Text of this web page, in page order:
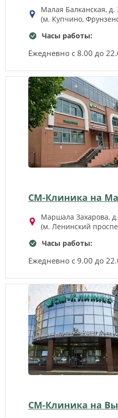
Малая Балканская, д.
(м. Купчино,
Часы работы:
Ежедневно с 8.00 до
СМ-Клиника на
Маршала Захарова,
(м. Ленинский
Часы работы:
Ежедневно с 9.00 до
СМ-Клиника на